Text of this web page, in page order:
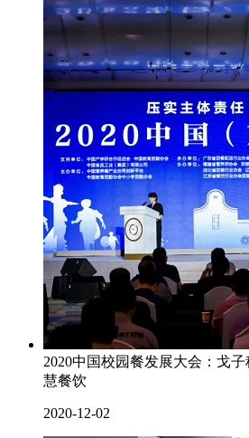
2020中国校园餐发展大会：戈
慧餐饮
2020-12-02